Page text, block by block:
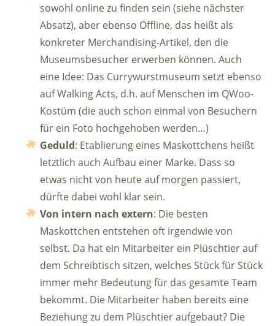
sowohl online zu finden sein (siehe nächster
Absatz), aber ebenso Offline, das heißt als
konkreter Merchandising-Artikel, den die
Museumsbesucher erwerben können. Auch
eine Idee: Das Currywurstmuseum setzt ebenso
auf Walking Acts, d.h. auf Menschen im QWoo-
Kostüm (die auch schon einmal von Besuchern
für ein Foto hochgehoben werden…)
Geduld: Etablierung eines Maskottchens heißt
letztlich auch Aufbau einer Marke. Dass so
etwas nicht von heute auf morgen passiert,
dürfte dabei wohl klar sein.
Von intern nach extern: Die besten
Maskottchen entstehen oft irgendwie von
selbst. Da hat ein Mitarbeiter ein Plüschtier auf
dem Schreibtisch sitzen, welches Stück für Stück
immer mehr Bedeutung für das gesamte Team
bekommt. Die Mitarbeiter haben bereits eine
Beziehung zu dem Plüschtier aufgebaut? Die